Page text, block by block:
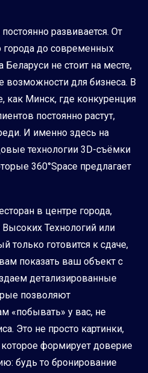
развивается. От
города до современных
Беларуси не стоит на месте,
возможности для бизнеса. В
как Минск, где конкуренция
постоянно растут,
И именно здесь на
технологии 3D-съёмки
360°Space предлагает
в центре города,
Технологий или
только готовится к сдаче,
показать ваш объект с
детализированные
позволяют
«побывать» у вас, не
Это не просто картинки,
формирует доверие
будь то бронирование